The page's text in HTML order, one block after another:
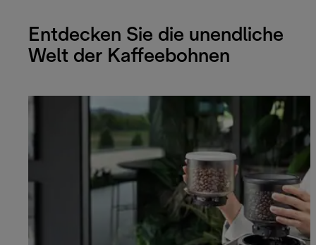
Entdecken Sie die unendliche
Welt der Kaffeebohnen